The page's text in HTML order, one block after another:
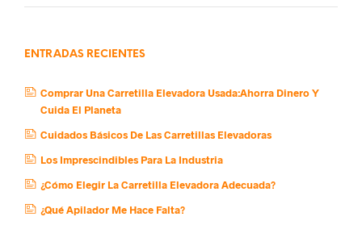
ENTRADAS RECIENTES
Comprar Una Carretilla Elevadora Usada:Ahorra Dinero Y
Cuida El Planeta
Cuidados Básicos De Las Carretillas Elevadoras
Los Imprescindibles Para La Industria
¿Cómo Elegir La Carretilla Elevadora Adecuada?
¿Qué Apilador Me Hace Falta?